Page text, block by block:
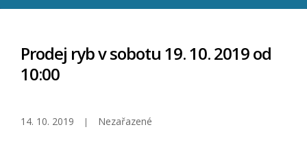
Prodej ryb v sobotu 19. 10. 2019 od
10:00
14. 10. 2019 Nezařazené